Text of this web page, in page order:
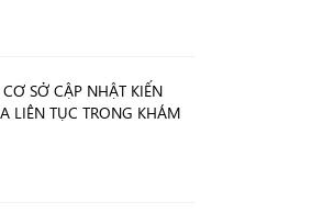
SỞ CẬP NHẬT KIẾN
LIÊN TỤC TRONG KHÁM